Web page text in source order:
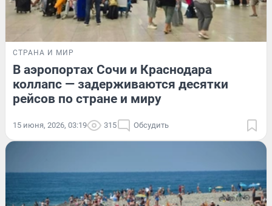
СТРАНА И МИР
В аэропортах Сочи и Краснодара
коллапс — задерживаются десятки
рейсов по стране и миру
15 июня, 2026, 03:19 315 Обсудить